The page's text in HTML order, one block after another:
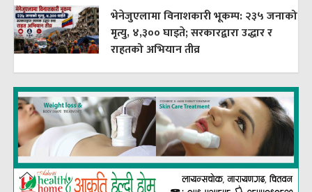
भेनेजुएलामा विनाशकारी भूकम्प: २३५ जनाको
मृत्यु, ४,३०० घाइते; सरकारद्वारा उद्धार र
राहतको अभियान तीव्र